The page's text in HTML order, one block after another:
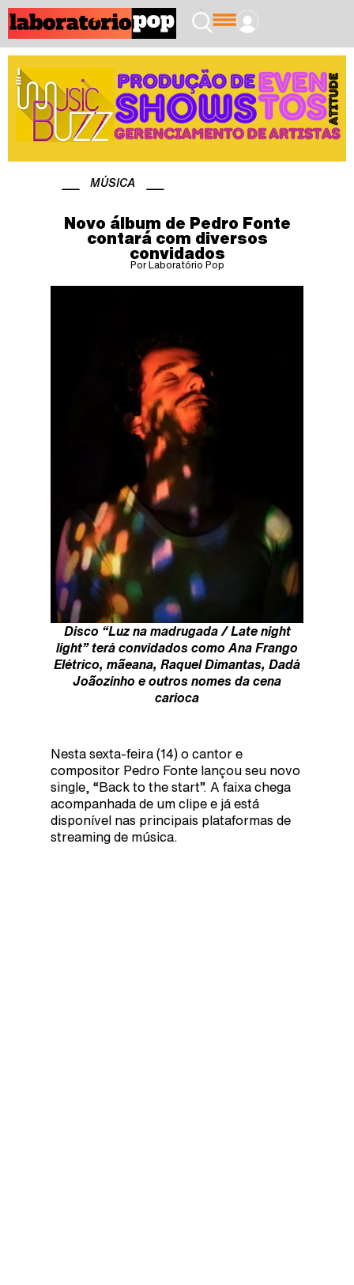
MÚSICA
Novo álbum de Pedro Fonte
contará com diversos
convidados
Por Laboratório Pop
Disco “Luz na madrugada / Late night
light” terá convidados como Ana Frango
Elétrico, mãeana, Raquel Dimantas, Dadá
Joãozinho e outros nomes da cena
carioca
Nesta sexta-feira (14) o cantor e
compositor Pedro Fonte lançou seu novo
single, “Back to the start”. A faixa chega
acompanhada de um clipe e já está
disponível nas principais plataformas de
streaming de música.